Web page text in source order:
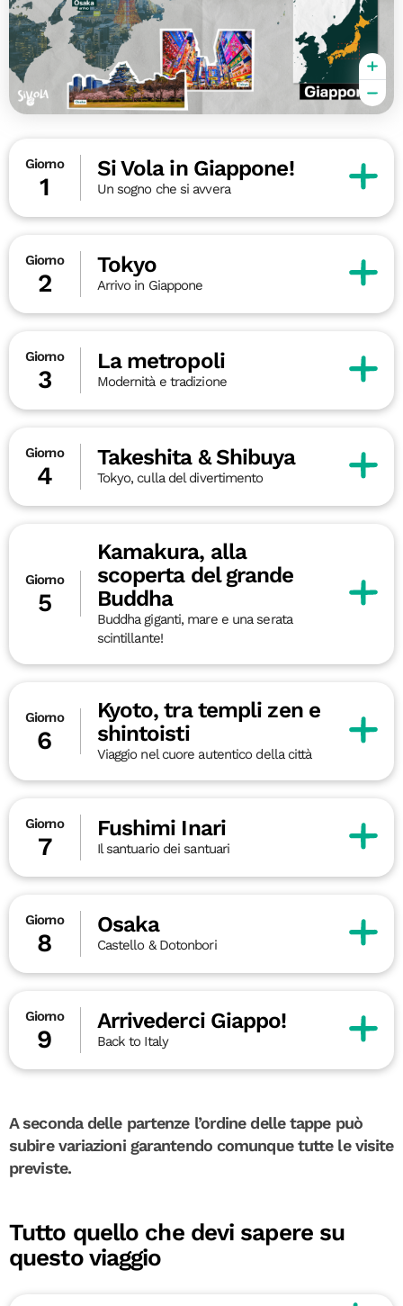
Giorno
1
Si Vola in Giappone!
Un sogno che si avvera
Giorno
2
Tokyo
Arrivo in Giappone
Giorno
3
La metropoli
Modernità e tradizione
Giorno
4
Takeshita & Shibuya
Tokyo, culla del divertimento
Giorno
5
Kamakura, alla
scoperta del grande
Buddha
Buddha giganti, mare e una serata
scintillante!
Giorno
6
Kyoto, tra templi zen e
shintoisti
Viaggio nel cuore autentico della città
Giorno
7
Fushimi Inari
Il santuario dei santuari
Giorno
8
Osaka
Castello & Dotonbori
Giorno
9
Arrivederci Giappo!
Back to Italy
A seconda delle partenze l’ordine delle tappe può
subire variazioni garantendo comunque tutte le visite
previste.
Tutto quello che devi sapere su
questo viaggio